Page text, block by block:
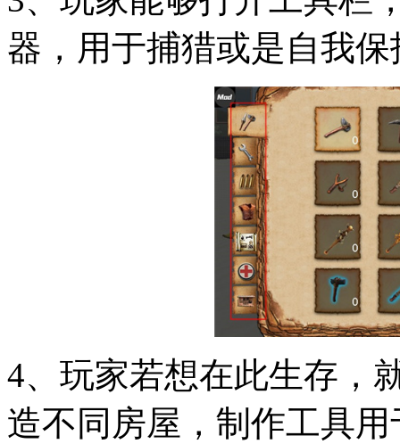
器，用于捕猎或是自我保
4、玩家若想在此生存，
造不同房屋，制作工具